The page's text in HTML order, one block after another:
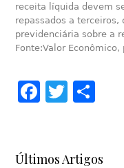
receita líquida devem
repassados a terceiros,
previdenciária sobre a
Fonte:Valor
Últimos Artigos